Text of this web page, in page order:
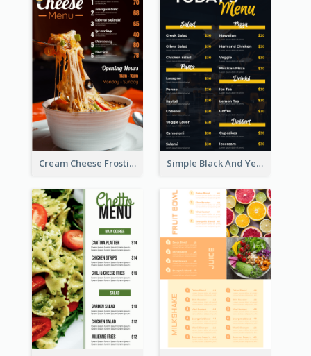
Cream Cheese Frosting Modern Menu Design Simple Black And Yellow Café Menu